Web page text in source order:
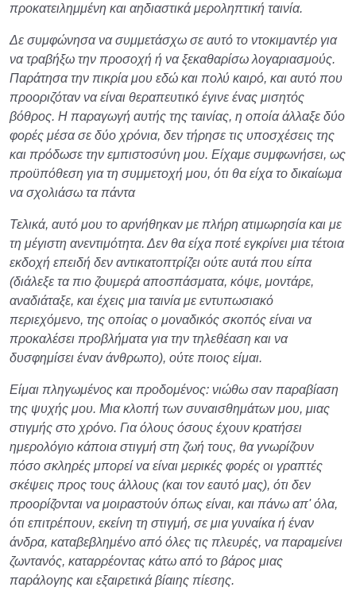
προκατειλημμένη και αηδιαστικά μεροληπτική ταινία.
Δε συμφώνησα να συμμετάσχω σε αυτό το ντοκιμαντέρ για
να τραβήξω την προσοχή ή να ξεκαθαρίσω λογαριασμούς.
Παράτησα την πικρία μου εδώ και πολύ καιρό, και αυτό που
προοριζόταν να είναι θεραπευτικό έγινε ένας μισητός
βόθρος. Η παραγωγή αυτής της ταινίας, η οποία άλλαξε δύο
φορές μέσα σε δύο χρόνια, δεν τήρησε τις υποσχέσεις της
και πρόδωσε την εμπιστοσύνη μου. Είχαμε συμφωνήσει, ως
προϋπόθεση για τη συμμετοχή μου, ότι θα είχα το δικαίωμα
να σχολιάσω τα πάντα
Τελικά, αυτό μου το αρνήθηκαν με πλήρη ατιμωρησία και με
τη μέγιστη ανεντιμότητα. Δεν θα είχα ποτέ εγκρίνει μια τέτοια
εκδοχή επειδή δεν αντικατοπτρίζει ούτε αυτά που είπα
(διάλεξε τα πιο ζουμερά αποσπάσματα, κόψε, μοντάρε,
αναδιάταξε, και έχεις μια ταινία με εντυπωσιακό
περιεχόμενο, της οποίας ο μοναδικός σκοπός είναι να
προκαλέσει προβλήματα για την τηλεθέαση και να
δυσφημίσει έναν άνθρωπο), ούτε ποιος είμαι.
Είμαι πληγωμένος και προδομένος: νιώθω σαν παραβίαση
της ψυχής μου. Μια κλοπή των συναισθημάτων μου, μιας
στιγμής στο χρόνο. Για όλους όσους έχουν κρατήσει
ημερολόγιο κάποια στιγμή στη ζωή τους, θα γνωρίζουν
πόσο σκληρές μπορεί να είναι μερικές φορές οι γραπτές
σκέψεις προς τους άλλους (και τον εαυτό μας), ότι δεν
προορίζονται να μοιραστούν όπως είναι, και πάνω απ' όλα,
ότι επιτρέπουν, εκείνη τη στιγμή, σε μια γυναίκα ή έναν
άνδρα, καταβεβλημένο από όλες τις πλευρές, να παραμείνει
ζωντανός, καταρρέοντας κάτω από το βάρος μιας
παράλογης και εξαιρετικά βίαιης πίεσης.